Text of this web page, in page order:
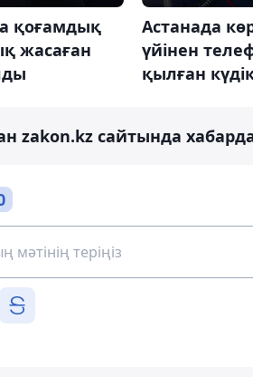
қоғамдық
жасаған
Астанада
үйінен
қылған
zakon.kz сайтында